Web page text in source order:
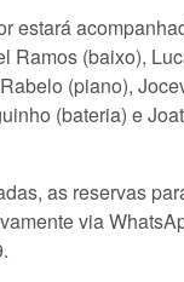
estará
Ramos (baixo),
(piano),
(bateria) e
as reservas
via